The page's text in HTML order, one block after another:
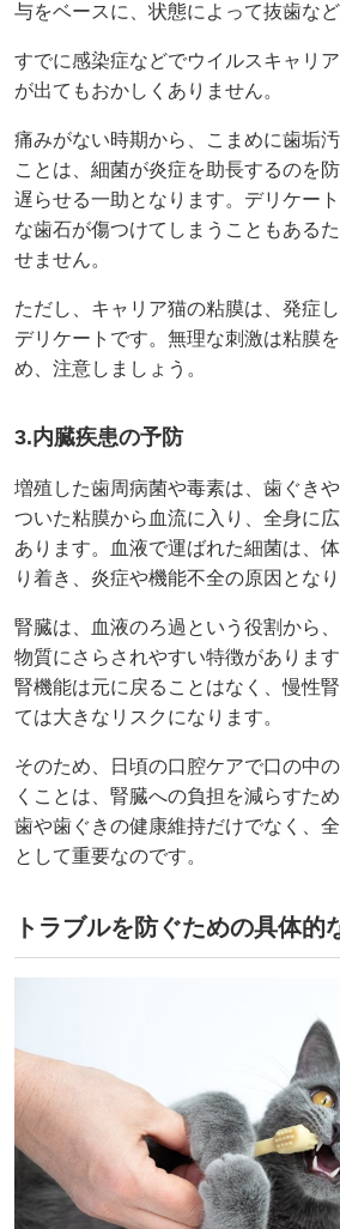
与をベースに、状態によって抜歯など
すでに感染症などでウイルスキャリ
が出てもおかしくありません。
痛みがない時期から、こまめに歯垢
ことは、細菌が炎症を助長するのを
遅らせる一助となります。デリケー
な歯石が傷つけてしまうこともある
せません。
ただし、キャリア猫の粘膜は、発症
デリケートです。無理な刺激は粘膜
め、注意しましょう。
3.内臓疾患の予防
増殖した歯周病菌や毒素は、歯ぐき
ついた粘膜から血流に入り、全身に
あります。血液で運ばれた細菌は、
り着き、炎症や機能不全の原因となり
腎臓は、血液のろ過という役割から
物質にさらされやすい特徴がありま
腎機能は元に戻ることはなく、慢性
ては大きなリスクになります。
そのため、日頃の口腔ケアで口の中
くことは、腎臓への負担を減らすた
歯や歯ぐきの健康維持だけでなく、
として重要なのです。
トラブルを防ぐための具体的